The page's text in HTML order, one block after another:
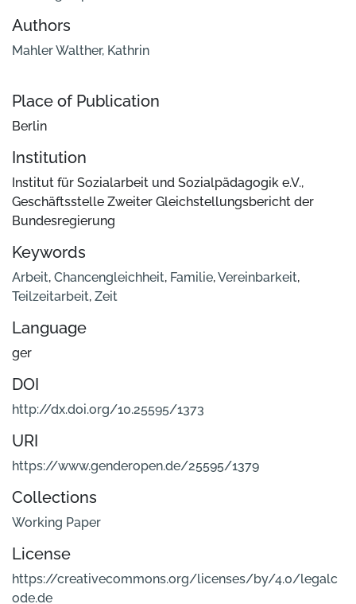
Authors
Mahler Walther, Kathrin
Place of Publication
Berlin
Institution
Institut für Sozialarbeit und Sozialpädagogik e.V.,
Geschäftsstelle Zweiter Gleichstellungsbericht der
Bundesregierung
Keywords
Arbeit, Chancengleichheit, Familie,Vereinbarkeit,
Teilzeitarbeit, Zeit
Language
ger
DOI
http://dx.doi.org/10.25595/1373
URI
https://www.genderopen.de/25595/1379
Collections
Working Paper
License
https://creativecommons.org/licenses/by/4.0/legalc
ode.de